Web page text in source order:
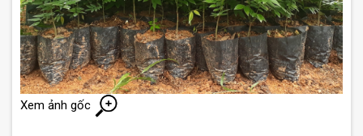
o
n
Xem ảnh gốc